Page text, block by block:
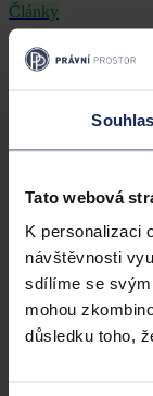
Souhlas
Tato webová
K personalizaci
návštěvnosti
sdílíme se
mohou
důsledku toho,
Články
Veřejná
Představte si, že
podnikatelský
– právě jste
expertní skupina